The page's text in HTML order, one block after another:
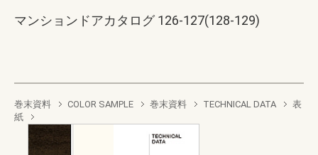
マンションドアカタログ 126-127(128-129)
巻末資料 COLOR SAMPLE 巻末資料 TECHNICAL DATA
表
紙